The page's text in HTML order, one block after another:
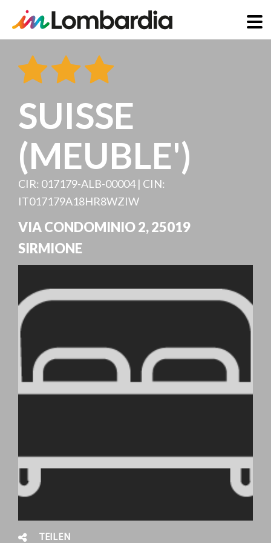
zum
Inhalt
SUISSE
(MEUBLE')
CIR: 017179-ALB-00004 | CIN:
IT017179A18HR8WZIW
VIA CONDOMINIO 2,25019
SIRMIONE
TEILEN